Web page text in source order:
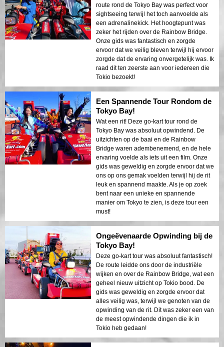
route rond de Tokyo Bay was perfect voor
sightseeing terwijl het toch aanvoelde als
een adrenalinekick. Het hoogtepunt was
zeker het rijden over de Rainbow Bridge.
Onze gids was fantastisch en zorgde
ervoor dat we veilig bleven terwijl hij ervoor
zorgde dat de ervaring onvergetelijk was. Ik
raad dit ten zeerste aan voor iedereen die
Tokio bezoekt!
Een Spannende Tour Rondom de
Tokyo Bay!
Wat een rit! Deze go-kart tour rond de
Tokyo Bay was absoluut opwindend. De
uitzichten op de baai en de Rainbow
Bridge waren adembenemend, en de hele
ervaring voelde als iets uit een film. Onze
gids was geweldig en zorgde ervoor dat we
ons op ons gemak voelden terwijl hij de rit
leuk en spannend maakte. Als je op zoek
bent naar een unieke en spannende
manier om Tokyo te zien, is deze tour een
must!
Ongeëvenaarde Opwinding bij de
Tokyo Bay!
Deze go-kart tour was absoluut fantastisch!
De route leidde ons door de industriële
wijken en over de Rainbow Bridge, wat een
geheel nieuw uitzicht op Tokio bood. De
gids was geweldig en zorgde ervoor dat
alles veilig was, terwijl we genoten van de
opwinding van de rit. Dit was zeker een van
de meest opwindende dingen die ik in
Tokio heb gedaan!